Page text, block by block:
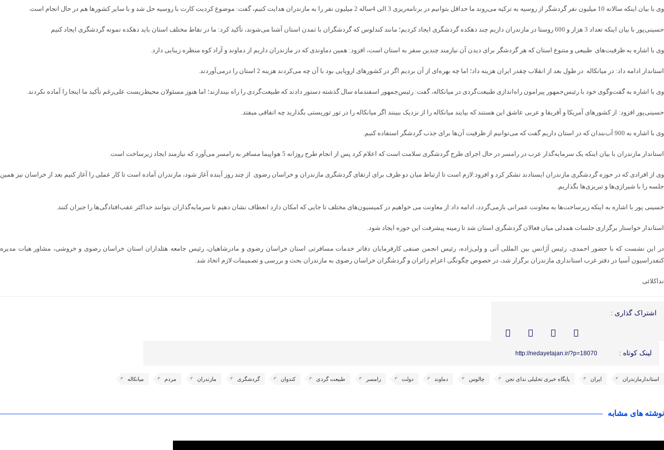
وی با بیان اینکه سالانه 10 میلیون نفر گردشگر از روسیه به ترکیه می‌روند ما حداقل بتوانیم در برنامه‌ریزی 3 الی 4ساله 2 میلیون نفر را به مازندران هدایت کنیم، گفت: موضوع کردیت کارت با روسیه حل شد و با سایر کشورها هم در حال انجام است.
حسینی‌پور با بیان اینکه تعداد 3 هزار و 600 روستا در مازندران داریم چند دهکده گردشگری ایجاد کردیم؛ مانند کندلوس که گردشگران با تمدن استان آشنا می‌شوند، تأکید کرد: ما در نقاط مختلف استان باید دهکده نمونه گردشگری ایجاد کنیم
وی با اشاره به ظرفیت‌های طبیعی و متنوع استان که هر گردشگر برای دیدن آن نیازمند چندین سفر به استان است، افزود: همین دماوندی که در مازندران داریم از دماوند و آزاد کوه منظره زیبایی دارد.
استاندار ادامه داد: در میانکاله در طول بعد از انقلاب چقدر ایران هزینه داد؛ اما چه بهره‌ای از آن بردیم اگر در کشورهای اروپایی بود با آن چه می‌کردند هزینه 2 استان را درمی‌آوردند.
وی با اشاره به گفت‌وگوی خود با رئیس‌جمهور پیرامون راه‌اندازی طبیعت‌گردی در میانکاله، گفت: رئیس‌جمهور اسفندماه سال گذشته دستور دادند که طبیعت‌گردی را راه بیندازند؛ اما هنوز مسئولان محیط‌زیست علی‌رغم تأکید ما اینجا را آماده نکردند.
حسینی‌پور افزود: از کشورهای آمریکا و آفریقا و عربی عاشق این هستند که بیایند میانکاله را از نزدیک ببینند اگر میانکاله را در تور توریستی بگذارید چه اتفاقی میفتد.
وی با اشاره به 900 آب‌بندان که در استان داریم گفت که می‌توانیم از ظرفیت آن‌ها برای جذب گردشگر استفاده کنیم.
استاندار مازندران با بیان اینکه یک سرمایه‌گذار عرب در رامسر در حال اجرای طرح گردشگری سلامت است که اعلام کرد پس از انجام طرح روزانه 5 هواپیما مسافر به رامسر می‌آورد که نیازمند ایجاد زیرساخت است.
وی از افرادی که در حوزه گردشگری مازندران ایستادند تشکر کرد و افزود:لازم است تا ارتباط میان دو طرف برای ارتقای گردشگری مازندران و خراسان رضوی از چند روز آینده آغاز شود، مازندران آماده است تا کار عملی را آغاز کنیم بعد از خراسان نیز همین
جلسه را با شیرازی‌ها و تبریزی‌ها بگذاریم.
حسینی پور با اشاره به اینکه زیرساخت‌ها به معاونت عمرانی بازمی‌گردد، ادامه داد:از معاونت می خواهیم در کمیسیون‌های مختلف تا جایی که امکان دارد انعطاف نشان دهیم تا سرمایه‌گذاران بتوانند حداکثر عقب‌افتادگی‌ها را جبران کنند.
استاندار خواستار برگزاری جلسات همدلی میان فعالان گردشگری استان شد تا زمینه پیشرفت این حوزه ایجاد شود.
در این نشست که با حضور احمدی، رئیس آژانس بین المللی آتی و ولی‌زاده، رئیس انجمن صنفی کارفرمایان دفاتر خدمات مسافرتی استان خراسان رضوی و مادرشاهیان، رئیس جامعه هتلداران استان خراسان رضوی و خروشی، مشاور هیات مدیره
کنفدراسیون آسیا در دفتر غرب استانداری مازندران برگزار شد، در خصوص چگونگی اعزام زائران و گردشگران خراسان رضوی به مازندران بحث و بررسی و تصمیمات لازم اتخاذ شد.
نداکلائی
اشتراک گذاری :
لینک کوتاه : http://nedayetajan.ir/?p=18070
استاندارمازندران ایران پایگاه خبری تحلیلی ندای تجن چالوس دماوند دولت رامسر طبیعت گردی کندوان گردشگری مازندران مردم میانکاله
نوشته های مشابه